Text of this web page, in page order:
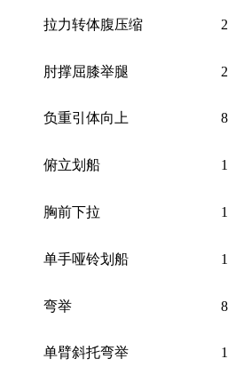
拉力转体腹压缩
肘撑屈膝举腿
负重引体向上
俯立划船
胸前下拉
单手哑铃划船
弯举
单臂斜托弯举